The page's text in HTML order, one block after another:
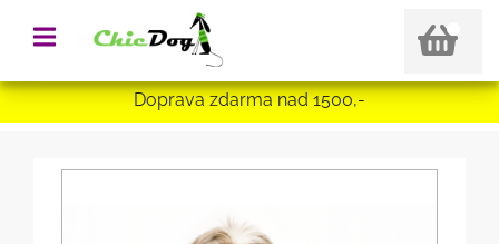
Doprava zdarma nad 1500,-